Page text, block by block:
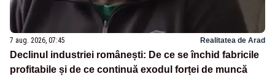
7 aug. 2026, 07:45 Realitatea de Arad
Declinul industriei românești: De ce se închid fabricile
profitabile și de ce continuă exodul forței de muncă